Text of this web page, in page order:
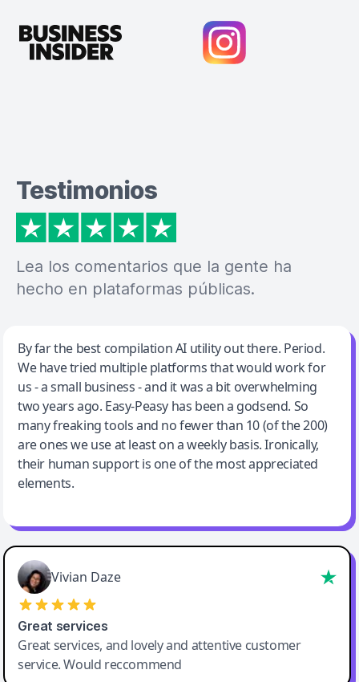
Testimonios
Lea los comentarios que la gente ha
hecho en plataformas públicas.
Jeff Wilson
By far the best compilation AI utility
By far the best compilation AI utility out there. Period.
We have tried multiple platforms that would work for
us - a small business - and it was a bit overwhelming
two years ago. Easy-Peasy has been a godsend. So
many freaking tools and no fewer than 10 (of the 200)
are ones we use at least on a weekly basis. Ironically,
their human support is one of the most appreciated
elements.
Vivian Daze
Great services
Great services, and lovely and attentive customer
service. Would reccommend